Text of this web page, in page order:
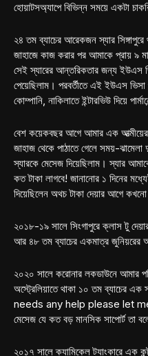
হোয়াটসঅ্যাপে বিভিন্ন সময়ে একটা
২৪ তম ব্যাচের আরেকজন স্যার সিঙ্গাপুরে
জাহাজে কাজ করার পর আমাকে প্রায় ৯
সেই স্যারের আন্তরিকতার জন্য ইউএস
পেয়েছিলাম। পরবর্তীতে এই ইউএস
কোম্পানি, নাকিলাতে ইন্টারভিউ দিয়ে
বেশ কয়েকবছর আগে আমার এক
জাহাজ থেকে পাঠাতে গেলে সময়-
স্যারকে মেসেজ দিয়েছিলাম। স্যার
কত টাকা লাগবে! জানানোর ১ দিনের
দিয়েছিলেন অথচ টাকা দেয়ার আগে কখনো
২০১৮-১৯ সালে সিংগাপুরে ক্লাস টু
আর ৪৮ তম ব্যাচের একমাত্র
২০২০ সালে করোনার লকডাউনে আমার
অস্ট্রেলিয়াতে থাকা ১০ তম ব্যাচের
needs any help please let me
মেসেজ যে কত বড় মানসিক সাপোর্ট তা
২০১৭ সালে ক্যামিকেল ট্যাংকারে এক